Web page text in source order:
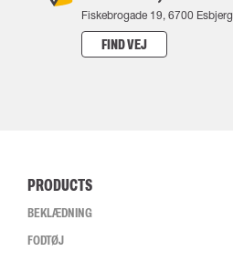
Fiskebrogade 19, 6700 Esbjerg
FIND VEJ
PRODUCTS
BEKLÆDNING
FODTØJ